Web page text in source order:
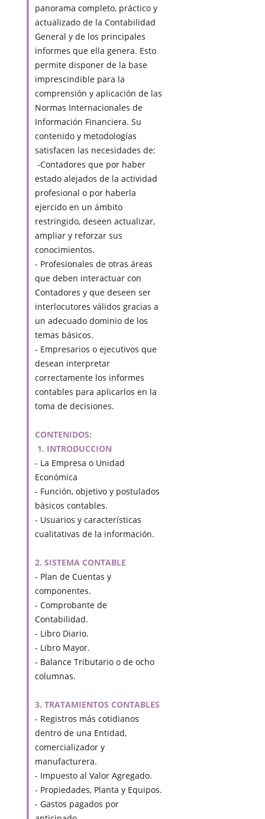
panorama completo, práctico y
actualizado de la Contabilidad
General y de los principales
informes que ella genera. Esto
permite disponer de la base
imprescindible para la
comprensión y aplicación de las
Normas Internacionales de
Información Financiera. Su
contenido y metodologías
satisfacen las necesidades de:
-Contadores que por haber
estado alejados de la actividad
profesional o por haberla
ejercido en un ámbito
restringido, deseen actualizar,
ampliar y reforzar sus
conocimientos.
- Profesionales de otras áreas
que deben interactuar con
Contadores y que deseen ser
interlocutores válidos gracias a
un adecuado dominio de los
temas básicos.
- Empresarios o ejecutivos que
desean interpretar
correctamente los informes
contables para aplicarlos en la
toma de decisiones.
CONTENIDOS:
1. INTRODUCCION
- La Empresa o Unidad
Económica
- Función, objetivo y postulados
básicos contables.
- Usuarios y características
cualitativas de la información.
2. SISTEMA CONTABLE
- Plan de Cuentas y
componentes.
- Comprobante de
Contabilidad.
- Libro Diario.
- Libro Mayor.
- Balance Tributario o de ocho
columnas.
3. TRATAMIENTOS CONTABLES
- Registros más cotidianos
dentro de una Entidad,
comercializador y
manufacturera.
- Impuesto al Valor Agregado.
- Propiedades, Planta y Equipos.
- Gastos pagados por